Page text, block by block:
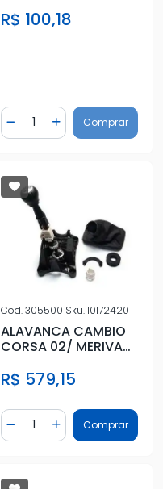
MANOPLA
R$ 100,18
Diminuir Quantidade
Quantidade
AdicionarComprar
Cod.305500 Sku.10172420
ALAVANCA CAMBIO
CORSA 02/ MERIVA
2004/ SISTE
R$ 579,15
Diminuir Quantidade
Quantidade
AdicionarComprar